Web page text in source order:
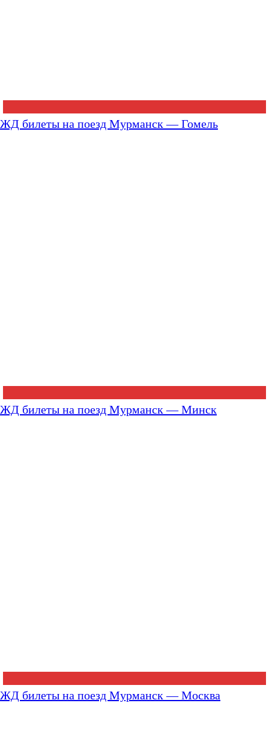
ЖД билеты на поезд Мурманск — Гомель
ЖД билеты на поезд Мурманск — Минск
ЖД билеты на поезд Мурманск — Москва